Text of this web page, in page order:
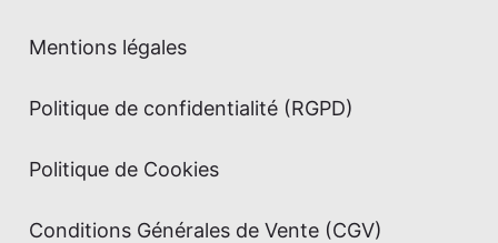
Mentions légales
Politique de confidentialité (RGPD)
Politique de Cookies
Conditions Générales de Vente (CGV)